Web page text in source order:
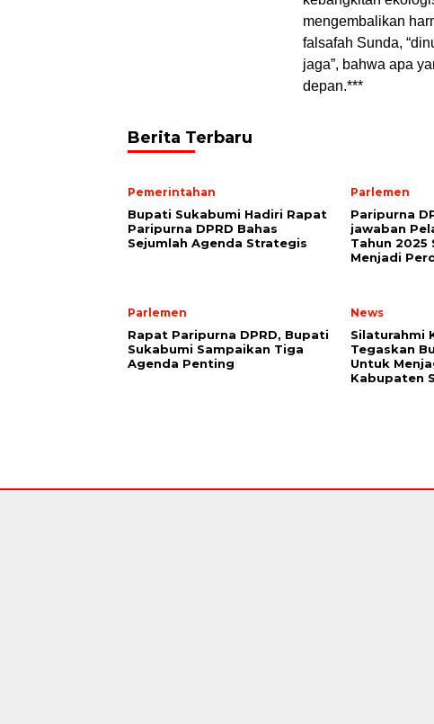
mengembalikan
falsafah Sunda,
jaga”, bahwa apa
depan.***
Berita Terbaru
Pemerintahan
Bupati Sukabumi Hadiri Rapat
Paripurna DPRD Bahas
Sejumlah Agenda Strategis
Parlemen
Paripurna
jawaban
Tahun 2025
Menjadi
Parlemen
Rapat Paripurna DPRD, Bupati
Sukabumi Sampaikan Tiga
Agenda Penting
News
Silaturahmi
Tegaskan
Untuk
Kabupaten